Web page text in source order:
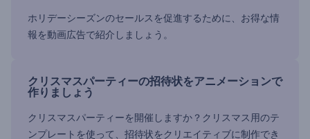
ホリデーシーズンのセールスを促進するために、お得な情
報を動画広告で紹介しましょう。
クリスマスパーティーの招待状をアニメーションで
作りましょう
クリスマスパーティーを開催しますか？クリスマス用のテ
ンプレートを使って、招待状をクリエイティブに制作でき